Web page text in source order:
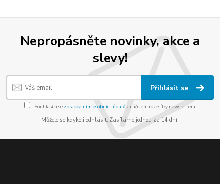
Nepropásněte novinky, akce a
slevy!
Přihlásit se
Souhlasím se zpracováním osobních údajůza účelem rozesílky newsletteru.
Můžete se kdykoli odhlásit. Zasíláme jednou za 14 dní.